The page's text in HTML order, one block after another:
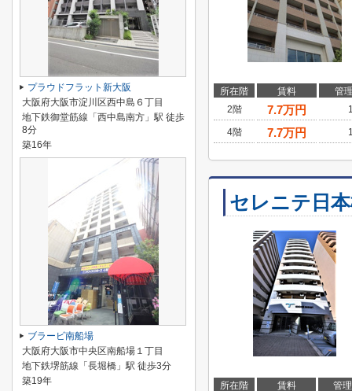
所在階 賃料
管
2階
7.7万円
4階 7.7万円
セレニテ日
所在階 賃料
管
プラウドフラット新大阪
大阪府大阪市淀川区西中島６丁目
地下鉄御堂筋線「西中島南方」駅 徒歩
8分
築16年
ブラービ南船場
大阪府大阪市中央区南船場１丁目
地下鉄堺筋線「長堀橋」駅 徒歩3分
築19年